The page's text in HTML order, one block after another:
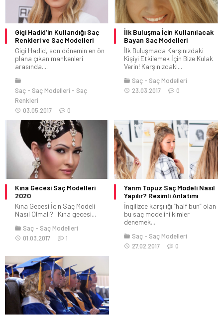
Gigi Hadid’in Kullandığı Saç
Renkleri ve Saç Modelleri
Gigi Hadid, son dönemin en ön
plana çıkan mankenleri
arasında....
Saç Saç Modelleri
Saç
Renkleri
03.05.2017
0
İlk Buluşma İçin Kullanılacak
Bayan Saç Modelleri
İlk Buluşmada Karşınızdaki
Kişiyi Etkilemek İçin Bize Kulak
Verin! Karşınızdaki...
Saç
Saç Modelleri
23.03.2017
0
Kına Gecesi Saç Modelleri
2020
Kına Gecesi İçin Saç Modeli
Nasıl Olmalı? Kına gecesi...
Saç
Saç Modelleri
01.03.2017
1
Yarım Topuz Saç Modeli Nasıl
Yapılır? Resimli Anlatımı
İngilizce karşılığı “half bun” olan
bu saç modelini kimler
denemek...
Saç
Saç Modelleri
27.02.2017
0